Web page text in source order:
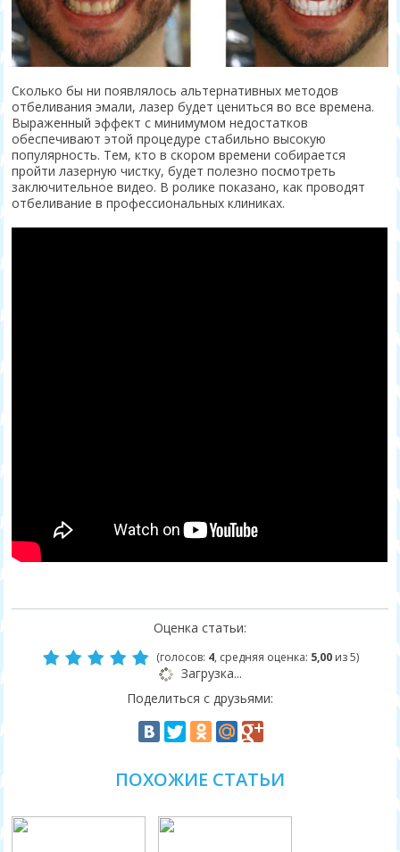
Сколько бы ни появлялось альтернативных методов
отбеливания эмали, лазер будет цениться во все времена.
Выраженный эффект с минимумом недостатков
обеспечивают этой процедуре стабильно высокую
популярность. Тем, кто в скором времени собирается
пройти лазерную чистку, будет полезно посмотреть
заключительное видео. В ролике показано, как проводят
отбеливание в профессиональных клиниках.
Оценка статьи:
(голосов: 4, средняя оценка: 5,00из 5)
Загрузка...
Поделиться с друзьями:
ПОХОЖИЕ СТАТЬИ